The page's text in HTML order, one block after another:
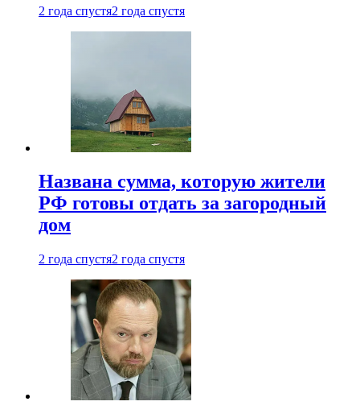
2 года спустя2 года спустя
Названа сумма, которую жители
РФ готовы отдать за загородный
дом
2 года спустя2 года спустя